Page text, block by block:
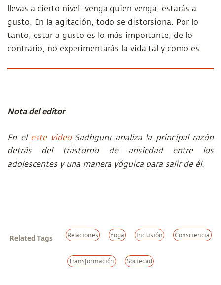
llevas a cierto nivel, venga quien venga, estarás a
gusto. En la agitación, todo se distorsiona. Por lo
tanto, estar a gusto es lo más importante; de lo
contrario, no experimentarás la vida tal y como es.
Nota del editor
En el este videoSadhguru analiza la principal razón
detrás del trastorno de ansiedad entre los
adolescentes y una manera yóguica para salir de él.
Related Tags Relaciones Yoga Inclusión Consciencia
Transformación Sociedad